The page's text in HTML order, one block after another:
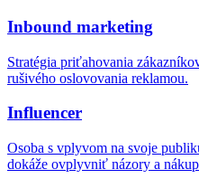
Inbound marketing
Stratégia priťahovania
rušivého oslovovania reklamou.
Influencer
Osoba s vplyvom na svoje
dokáže ovplyvniť názory a